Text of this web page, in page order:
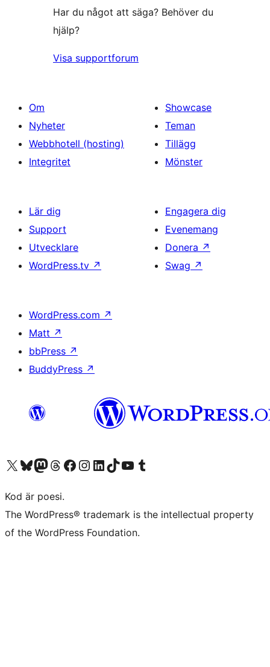
Har du något att säga? Behöver du
hjälp?
Visa supportforum
Om
Nyheter
Webbhotell (hosting)
Integritet
Showcase
Teman
Tillägg
Mönster
Lär dig
Support
Utvecklare
WordPress.tv ↗
Engagera dig
Evenemang
Donera ↗
Swag ↗
WordPress.com ↗
Matt ↗
bbPress ↗
BuddyPress ↗
Besök vår X-konto (f.d. Twitter)
Besök vårt Bluesky-konto
Besök vårt Mastodon-konto
Besök vårt Thread-konto
Besök vår Facebook-sidaBesök vårt Instagram-konto
Besök vårt LinkedIn-konto
Besök vårt TikTok-konto
Besök vår YouTube-kanalBesök vårt Tumblr-konto
Kod är poesi.
The WordPress® trademark is the intellectual property
of the WordPress Foundation.